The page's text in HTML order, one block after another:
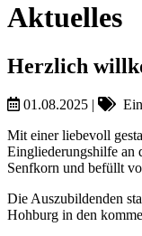
Aktuelles
Herzlich
01.08.2025 |
Mit einer liebevoll
Eingliederungshilfe an
Senfkorn und befüllt
Die Auszubildenden
Hohburg in den